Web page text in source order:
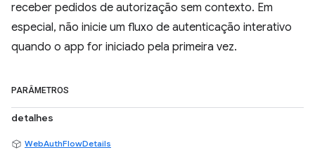
receber pedidos de autorização sem contexto. Em
especial, não inicie um fluxo de autenticação interativo
quando o app for iniciado pela primeira vez.
PARÂMETROS
detalhes
WebAuthFlowDetails